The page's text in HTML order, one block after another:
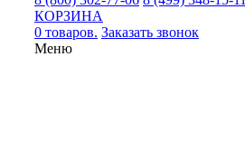
КОРЗИНА
0 товаров. Заказать звонок
Меню